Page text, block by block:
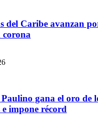
del Caribe avanzan
corona
gana el oro de
e impone récord